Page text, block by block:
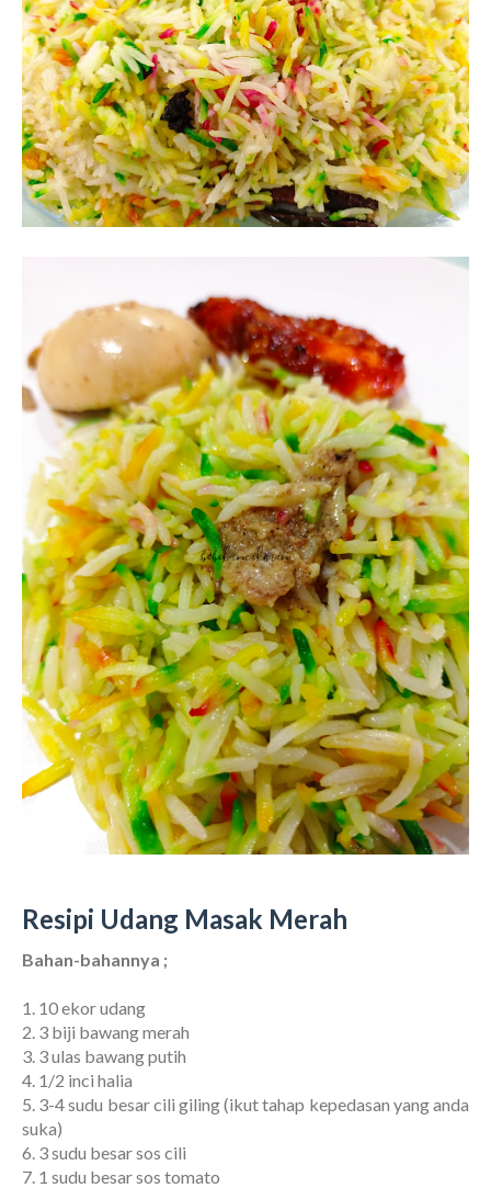
Resipi Udang Masak Merah
Bahan-bahannya ;
1. 10 ekor udang
2. 3 biji bawang merah
3. 3 ulas bawang putih
4. 1/2 inci halia
5. 3-4 sudu besar cili giling (ikut tahap kepedasan yang anda
suka)
6. 3 sudu besar sos cili
7. 1 sudu besar sos tomato